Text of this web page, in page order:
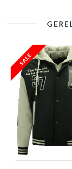
- Oversized College
- Pasvorm: Los Fit
- Patroon: Print,
- Sluiting:
- Materiaal: 100%
- Zakken: 2
- Seizoen: Winter
- Wasvoorschrift:
- Beschikbare